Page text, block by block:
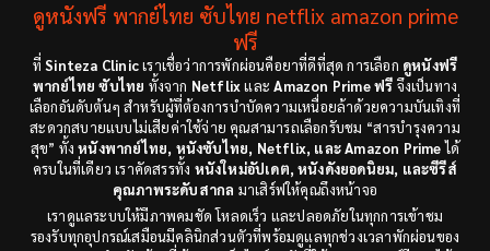
ดูหนังฟรี พากย์ไทย ซับไทย netflix amazon prime
ฟรี
ที่Sinteza Clinicเราเชื่อว่าการพักผ่อนคือยาที่ดีที่สุด การเลือก ดูหนังฟรี
พากย์ไทย ซับไทย ทั้งจาก NetflixและAmazon Prime ฟรี จึงเป็นทาง
เลือกอันดับต้นๆ สำหรับผู้ที่ต้องการบำบัดความเหนื่อยล้าด้วยความบันเทิงที่
สะดวกสบายแบบไม่เสียค่าใช้จ่าย คุณสามารถเลือกรับชม “สารบำรุงความ
สุข” ทั้งหนังพากย์ไทย, หนังซับไทย, Netflix, และ Amazon Primeได้
ครบในที่เดียว เราคัดสรรทั้ง หนังใหม่อัปเดต, หนังดังยอดนิยม, และซีรีส์
คุณภาพระดับสากล มาเสิร์ฟให้คุณถึงหน้าจอ
เราดูแลระบบให้มีภาพคมชัด โหลดเร็ว และปลอดภัยในทุกการเข้าชม
รองรับทุกอุปกรณ์เสมือนมีคลินิกส่วนตัวที่พร้อมดูแลทุกช่วงเวลาพักผ่อนของ